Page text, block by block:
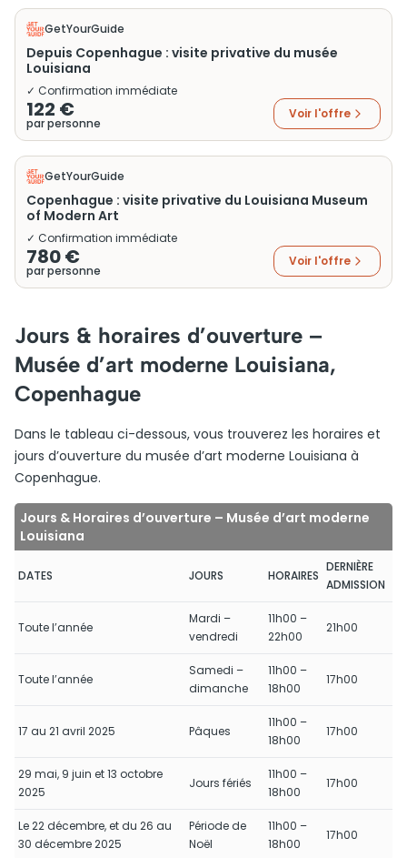
GetYourGuide
Depuis Copenhague : visite privative du musée
Louisiana
✓ Confirmation immédiate
122 €
par personne
Voir l'offre
GetYourGuide
Copenhague : visite privative du Louisiana Museum
of Modern Art
✓ Confirmation immédiate
780 €
par personne
Voir l'offre
Jours & horaires d’ouverture –
Musée d’art moderne Louisiana,
Copenhague
Dans le tableau ci-dessous, vous trouverez les horaires et
jours d’ouverture du musée d’art moderne Louisiana à
Copenhague.
Jours & Horaires d’ouverture – Musée d’art moderne
Louisiana
DATES JOURS HORAIRES
DERNIÈRE
ADMISSION
Toute l’année
Mardi –
vendredi
11h00 –
22h00
21h00
Toute l’année
Samedi –
dimanche
11h00 –
18h00
17h00
17 au 21 avril 2025 Pâques
11h00 –
18h00
17h00
29 mai, 9 juin et 13 octobre
2025
Jours fériés
11h00 –
18h00
17h00
Le 22 décembre, et du 26 au
30 décembre 2025
Période de
Noël
11h00 –
18h00
17h00